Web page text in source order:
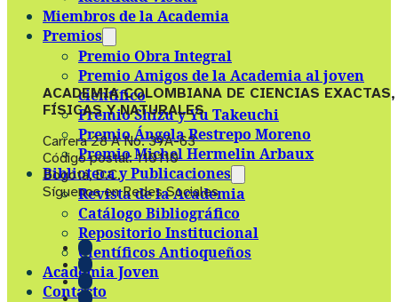
Miembros de la Academia
Premios
Premio Obra Integral
Premio Amigos de la Academia al joven
científico
Premio Shizu y Yu Takeuchi
Premio Ángela Restrepo Moreno
Premio Michel Hermelin Arbaux
Biblioteca y Publicaciones
Revista de la Academia
Catálogo Bibliográfico
Repositorio Institucional
Científicos Antioqueños
Academia Joven
Contacto
ACADEMIA COLOMBIANA DE CIENCIAS EXACTAS,
FÍSICAS Y NATURALES
Carrera 28 A No. 39A-63
Código postal: 110110
Bogotá, D.C.
Síguenos en Redes Sociales